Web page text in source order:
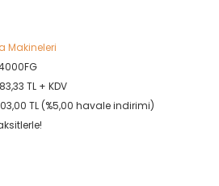
Makineleri
TL + KDV
TL (%5,00 havale indirimi)